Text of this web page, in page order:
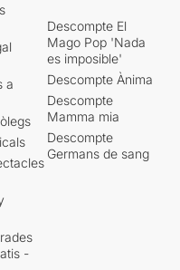
a
-
Descompte El
Mago Pop 'Nada
es imposible'
Descompte Ànima
Descompte
Mamma mia
Descompte
Germans de sang